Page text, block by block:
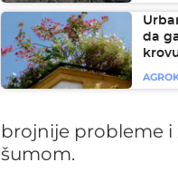
da
brojnije probleme i
šumom.